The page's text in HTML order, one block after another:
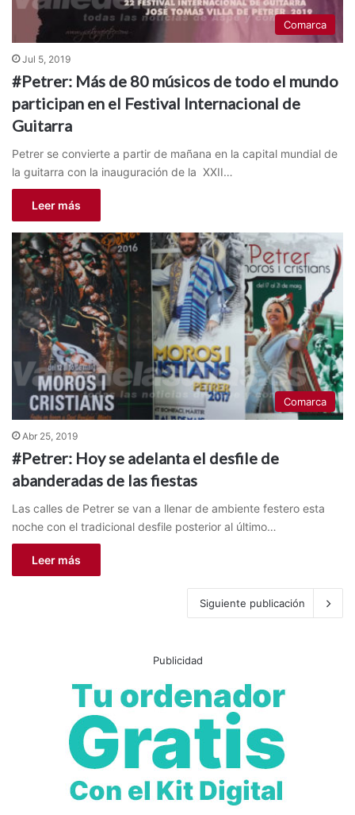
Comarca
Jul 5, 2019
#Petrer: Más de 80 músicos de todo el mundo
participan en el Festival Internacional de
Guitarra
Petrer se convierte a partir de mañana en la capital mundial de
la guitarra con la inauguración de la XXII…
Leer más
Comarca
Abr 25, 2019
#Petrer: Hoy se adelanta el desfile de
abanderadas de las fiestas
Las calles de Petrer se van a llenar de ambiente festero esta
noche con el tradicional desfile posterior al último…
Leer más
Siguiente publicación
Publicidad